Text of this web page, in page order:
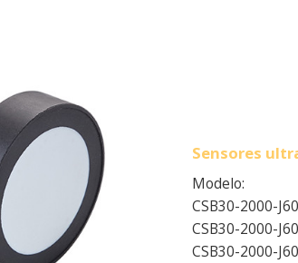
Sensores
Modelo:
CSB30-2000-
CSB30-2000-
CSB30-2000-